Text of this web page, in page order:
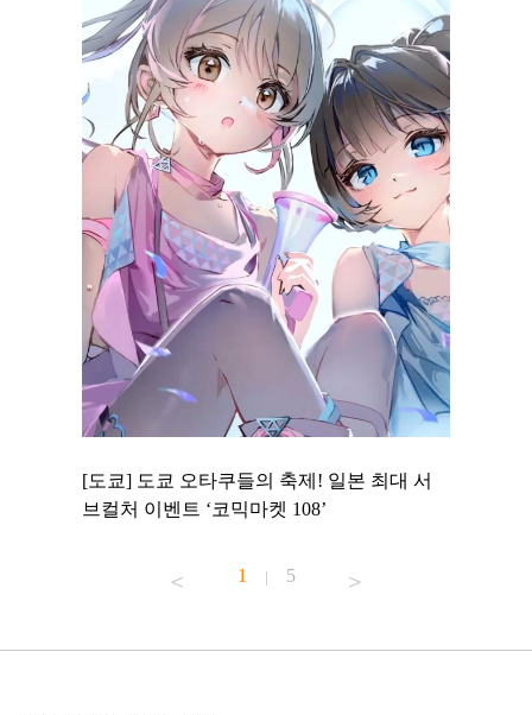
[도쿄] 도쿄 오타쿠들의 축제! 일본 최대 서
브컬처 이벤트 ‘코믹마켓 108’
1 | 5